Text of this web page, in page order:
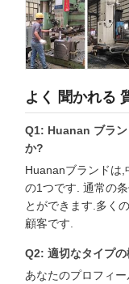
よく 聞かれる
Q1: Huanan ブラン
か?
Huananブランドは,
の1つです. 通常の
とができます.多く
顧客です.
Q2: 適切なタイプ
あなたのプロフィ